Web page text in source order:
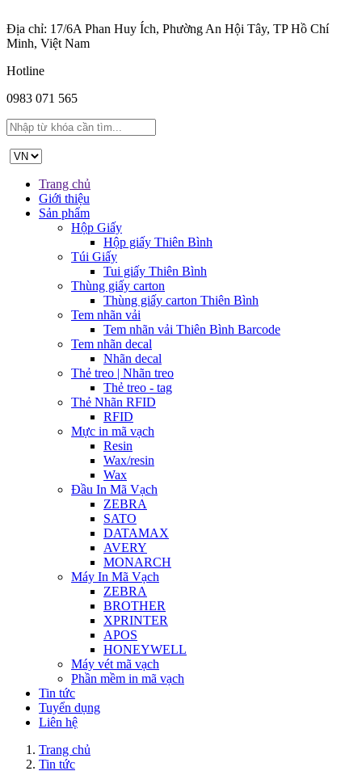
Địa chỉ: 17/6A Phan Huy Ích, Phường An Hội Tây, TP Hồ Chí
Minh, Việt Nam
Hotline
0983 071 565
Trang chủ
Giới thiệu
Sản phẩm
Hộp Giấy
Hộp giấy Thiên Bình
Túi Giấy
Tui giấy Thiên Bình
Thùng giấy carton
Thùng giấy carton Thiên Bình
Tem nhãn vải
Tem nhãn vải Thiên Bình Barcode
Tem nhãn decal
Nhãn decal
Thẻ treo | Nhãn treo
Thẻ treo - tag
Thẻ Nhãn RFID
RFID
Mực in mã vạch
Resin
Wax/resin
Wax
Đầu In Mã Vạch
ZEBRA
SATO
DATAMAX
AVERY
MONARCH
Máy In Mã Vạch
ZEBRA
BROTHER
XPRINTER
APOS
HONEYWELL
Máy vét mã vạch
Phần mềm in mã vạch
Tin tức
Tuyển dụng
Liên hệ
Trang chủ
Tin tức